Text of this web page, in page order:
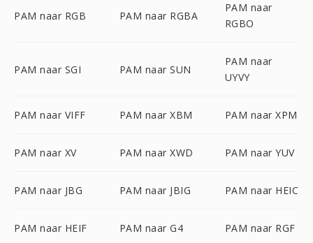
PAM naar RGB PAM naar RGBA
PAM naar
RGBO
PAM naar SGI PAM naar SUN
PAM naar
UYVY
PAM naar VIFF PAM naar XBM PAM naar XPM
PAM naar XV PAM naar XWD PAM naar YUV
PAM naar JBG PAM naar JBIG PAM naar HEIC
PAM naar HEIF PAM naar G4 PAM naar RGF